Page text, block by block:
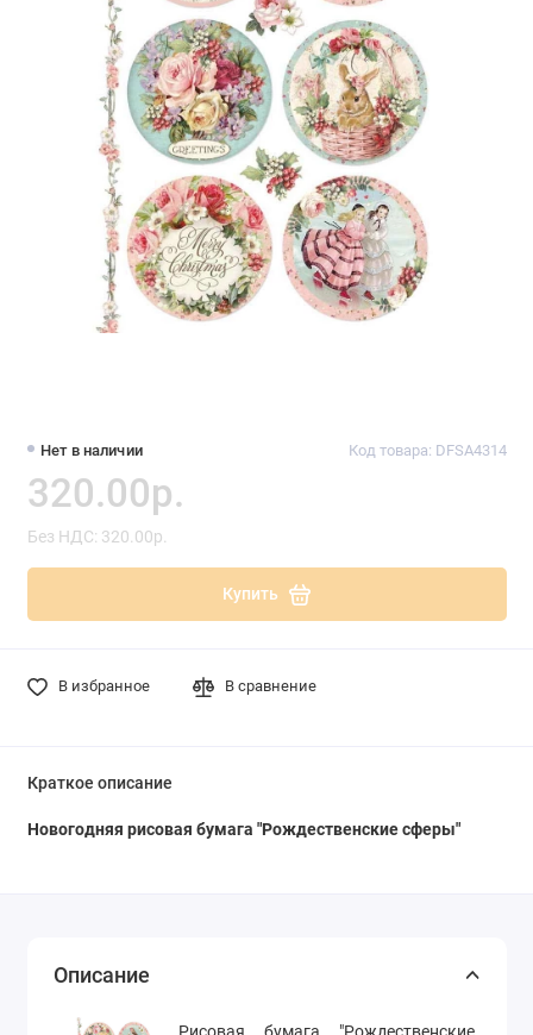
Нет в наличии Код товара: DFSA4314
320.00р.
Без НДС: 320.00р.
Купить
В избранное В сравнение
Краткое описание
Новогодняя рисовая бумага "Рождественские сферы"
Описание